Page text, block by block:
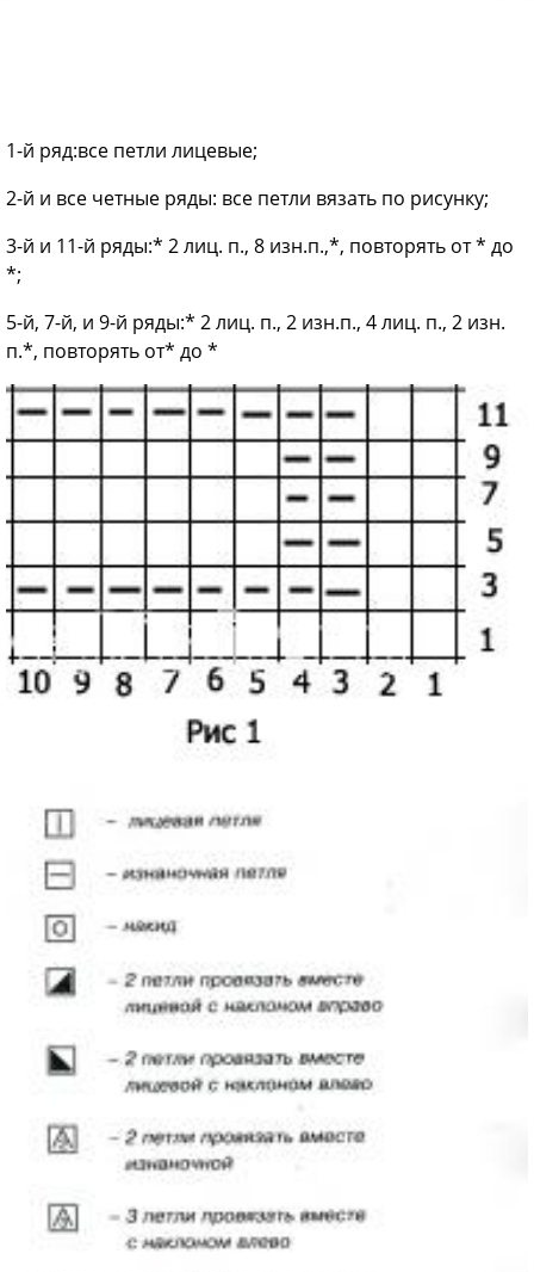
1-й ряд:все петли лицевые;
2-й и все четные ряды: все петли вязать по рисунку;
3-й и 11-й ряды:* 2 лиц. п., 8 изн.п.,*, повторять от * до
*;
5-й, 7-й, и 9-й ряды:* 2 лиц. п., 2 изн.п., 4 лиц. п., 2 изн.
п.*, повторять от* до *